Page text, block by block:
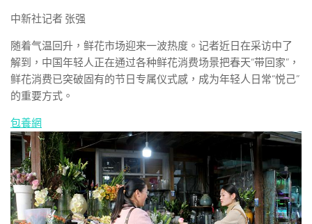
中新社记者 张强
随着气温回升，鲜花市场迎来一波热度。记者近日在采访中了
解到，中国年轻人正在通过各种鲜花消费场景把春天“带回家”，
鲜花消费已突破固有的节日专属仪式感，成为年轻人日常“悦己”
的重要方式。
包養網